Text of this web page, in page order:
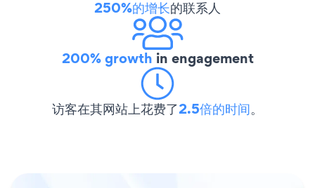
250%的增长的联系人
200% growth in engagement
访客在其网站上花费了2.5倍的时间。